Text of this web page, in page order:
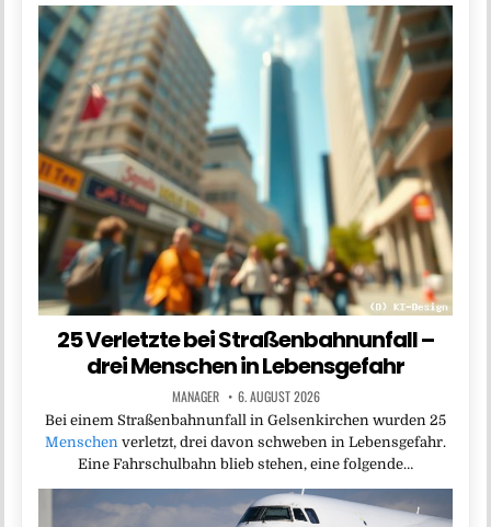
25 Verletzte bei Straßenbahnunfall –
drei Menschen in Lebensgefahr
MANAGER 6. AUGUST 2026
Bei einem Straßenbahnunfall in Gelsenkirchen wurden 25
Menschen verletzt, drei davon schweben in Lebensgefahr.
Eine Fahrschulbahn blieb stehen, eine folgende…